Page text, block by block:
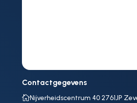
Contactgegevens
Nijverheidscentrum 40 2761JP